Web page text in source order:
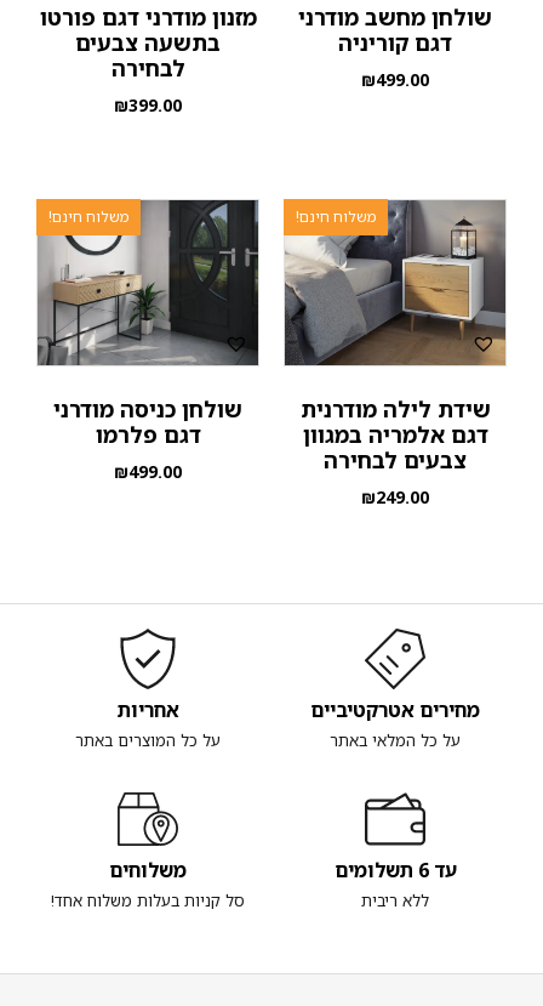
שולחן מחשב מודרני
דגם קוריניה
₪499.00
מזנון מודרני דגם פורטו
בתשעה צבעים
לבחירה
₪399.00
משלוח חינם!
שידת לילה מודרנית
דגם אלמריה במגוון
צבעים לבחירה
₪249.00
משלוח חינם!
שולחן כניסה מודרני
דגם פלרמו
₪499.00
מחירים אטרקטיביים
על כל המלאי באתר
אחריות
על כל המוצרים באתר
עד 6 תשלומים
ללא ריבית
משלוחים
סל קניות בעלות משלוח אחד!